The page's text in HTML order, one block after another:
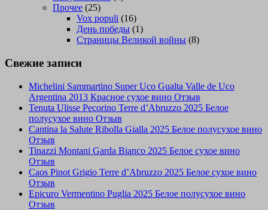
Прочее (25)
Vox populi (16)
День победы (1)
Страницы Великой войны (8)
Свежие записи
Michelini Sammartino Super Uco Gualta Valle de Uco
Argentina 2013 Красное сухое вино Отзыв
Tenuta Ulisse Pecorino Terre d’Abruzzo 2025 Белое
полусухое вино Отзыв
Cantina la Salute Ribolla Gialla 2025 Белое полусухое вино
Отзыв
Tinazzi Montani Garda Bianco 2025 Белое сухое вино
Отзыв
Caos Pinot Grigio Terre d’Abruzzo 2025 Белое сухое вино
Отзыв
Epicuro Vermentino Puglia 2025 Белое полусухое вино
Отзыв